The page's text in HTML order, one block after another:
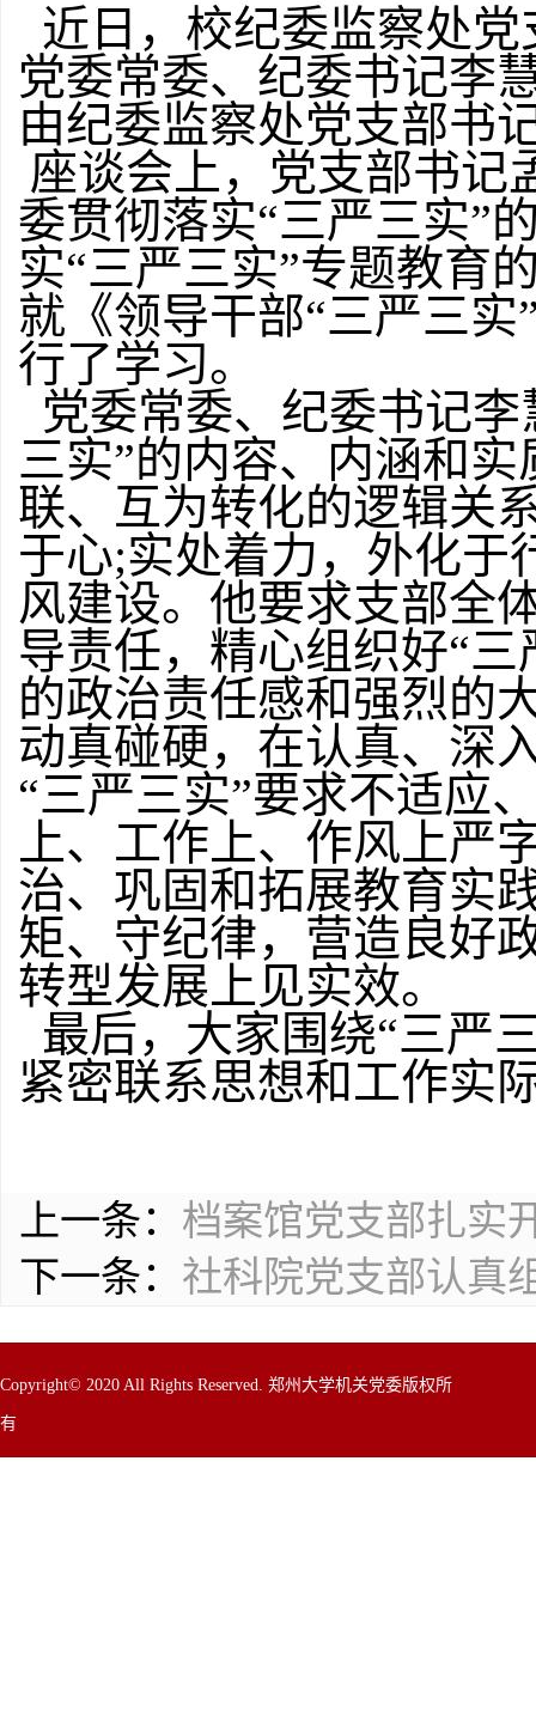
近日，校纪委监察处
党委常委、纪委书记李
由纪委监察处党支部书
座谈会上，党支部书记
委贯彻落实“三严三实”
实“三严三实”专题教育
就《领导干部“三严三
行了学习。
党委常委、纪委书记
三实”的内容、内涵和实
联、互为转化的逻辑关
于心;实处着力，外化于
风建设。他要求支部全
导责任，精心组织好“
的政治责任感和强烈的
动真碰硬，在认真、深
“三严三实”要求不适应
上、工作上、作风上严
治、巩固和拓展教育实
矩、守纪律，营造良好
转型发展上见实效。
最后，大家围绕“三严
紧密联系思想和工作实
上一条： 档案馆党支部扎实
下一条： 社科院党支部认真
Copyright© 2020 All Rights Reserved. 郑州大学机关党委版权所
有